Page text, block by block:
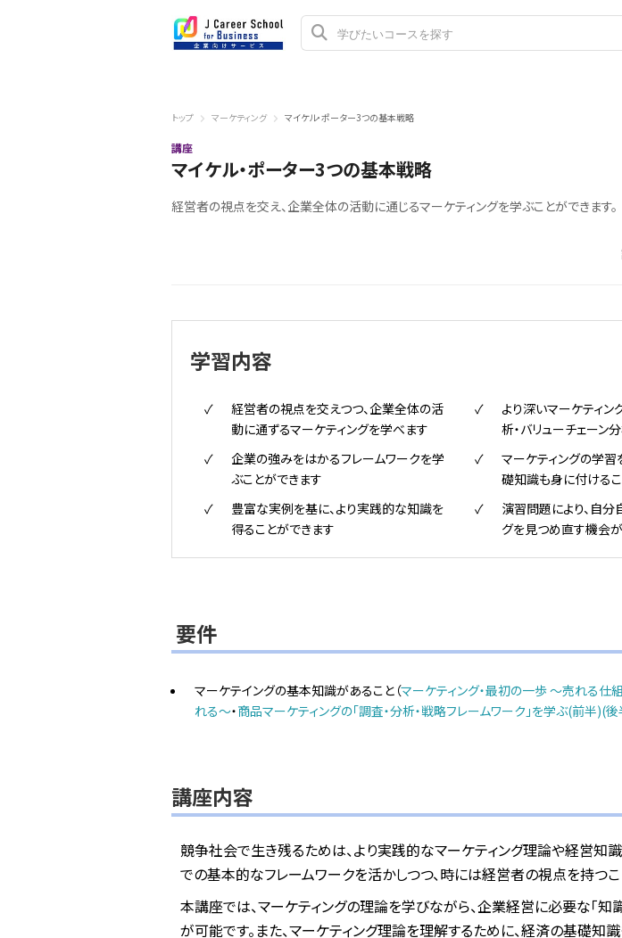
トップ マーケティング マイケル・ポーター3つの基本戦略
講座
マイケル・ポーター3つの基本戦略
経営者の視点を交え、企業全体の活動に通じるマーケティングを学ぶことができます。
学習内容
経営者の視点を交えつつ、企業全体の活
動に通ずるマーケティングを学べます
より深いマーケティン
析・バリューチェーン
企業の強みをはかるフレームワークを学
ぶことができます
マーケティングの学習
礎知識も身に付ける
豊富な実例を基に、より実践的な知識を
得ることができます
演習問題により、自分
グを見つめ直す機会
要件
マーケテイングの基本知識があること（マーケティング・最初の一歩 ～売れる仕
れる～・商品マーケティングの「調査・分析・戦略フレームワーク」を学ぶ(前半)(後
講座内容
競争社会で生き残るためは、より実践的なマーケティング理論や経営知
での基本的なフレームワークを活かしつつ、時には経営者の視点を持つこ
本講座では、マーケティングの理論を学びながら、企業経営に必要な「知
が可能です。また、マーケティング理論を理解するために、経済の基礎知